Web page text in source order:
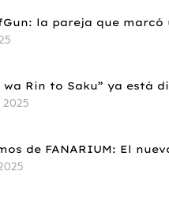
la pareja que
wa Rin to Saku” ya está
de FANARIUM: El